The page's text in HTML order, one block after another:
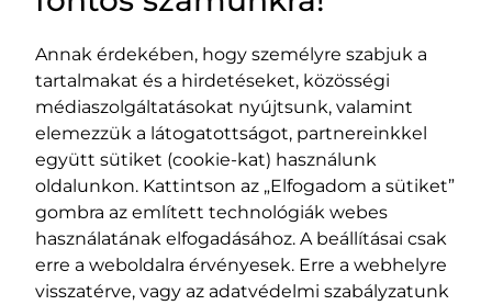
Impresszum
Adatvédelmi szabályzat
EPP program
400029 Kolozsvár,
Fürdő (Card. Iuliu Hossu) utca, 41.
szám
tel/fax:0723 250 321
email:office@rmdsz.ro
400489 Kolozsvár,
Majális utca, 60.
szám
tel/fax:0264 590 758
email:
office@rmdsz.ro
Annak érdekében, hogy személyre szabjuk a
tartalmakat és a hirdetéseket, közösségi
médiaszolgáltatásokat nyújtsunk, valamint
elemezzük a látogatottságot, partnereinkkel
együtt sütiket (cookie-kat) használunk
oldalunkon. Kattintson az „Elfogadom a sütiket”
gombra az említett technológiák webes
használatának elfogadásához. A beállításai csak
erre a weboldalra érvényesek. Erre a webhelyre
visszatérve, vagy az adatvédelmi szabályzatunk